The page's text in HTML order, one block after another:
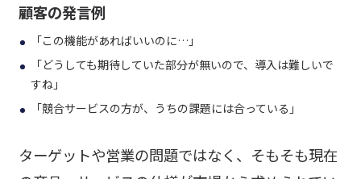
顧客の発言例
「この機能があればいいのに… 」
「どうしても期待していた部分が無いので、導入は難しいで
すね」
「競合サービスの方が、うちの課題には合っている」
ターゲットや営業の問題ではなく、そもそも現在